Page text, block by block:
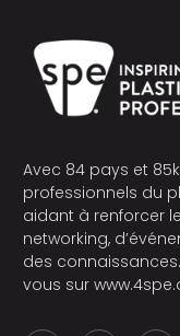
Avec 84 pays et
professionnels du
aidant à renforcer
networking,
des
vous sur